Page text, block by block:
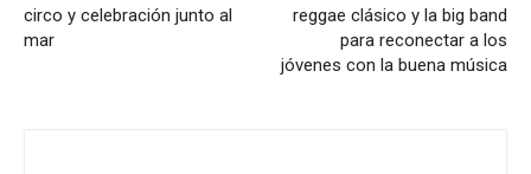
circo y celebración junto al
mar
reggae clásico y la big band
para reconectar a los
jóvenes con la buena música